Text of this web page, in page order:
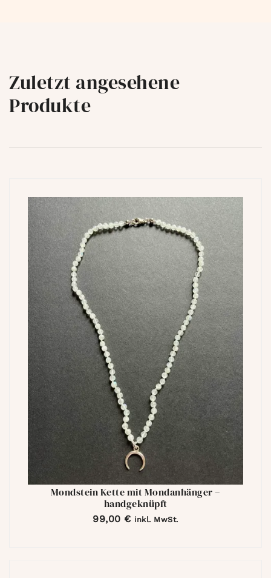
Zuletzt angesehene
Produkte
Mondstein Kette mit Mondanhänger –
handgeknüpft
99,00 € inkl. MwSt.